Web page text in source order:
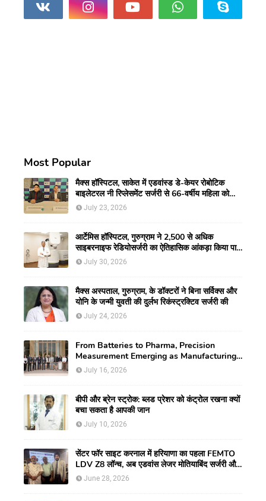
Most Popular
मैक्स हॉस्पिटल, साकेत में एडवांस्ड डे-केयर रोबोटिक
बाइलेटरल नी रिप्लेसमेंट सर्जरी से 66-वर्षीय महिला को
मिली नई गतिशीलता
July 23, 2026
आर्टेमिस हॉस्पिटल, गुरुग्राम ने 2,500 से अधिक
साइबरनाइफ रेडियोसर्जरी का ऐतिहासिक आंकड़ा किया पार,
प्रिसिशन ट्रीटमेंट में मजबूत की अपनी अग्रणी पहचान
July 30, 2026
मैक्स अस्पताल, गुरुग्राम, के डॉक्टरों ने बिना सर्विक्स और
योनि के जन्मी युवती की दुर्लभ रिकंस्ट्रक्टिव सर्जरी की
July 24, 2026
From Batteries to Pharma, Precision
Measurement Emerging as Manufacturing's
New Competitive Edge
July 16, 2026
बीपी और ब्रेन स्ट्रोक: ब्लड प्रेशर को कंट्रोल रखना क्यों
बचा सकता है आपकी जान
July 10, 2026
सेंटर फॉर साइट करनाल में हरियाणा का पहला FEMTO
LDV Z8 लॉन्च, अब एडवांस लेजर मोतियाबिंद सर्जरी और
CLEAR विजन करेक्शन की सुविधा
June 28, 2026